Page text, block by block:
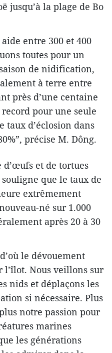
jusqu’à la plage de Bo
entre 300 et 400
toutes pour un
de nidification,
à terre entre
près d’une centaine
pour une seule
taux d’éclosion dans
précise M. Dông.
et de tortues
que le taux de
extrêmement
né sur 1.000
après 20 à 30
le dévouement
l’îlot. Nous veillons sur
nids et déplaçons les
si nécessaire. Plus
notre passion pour
marines
les générations